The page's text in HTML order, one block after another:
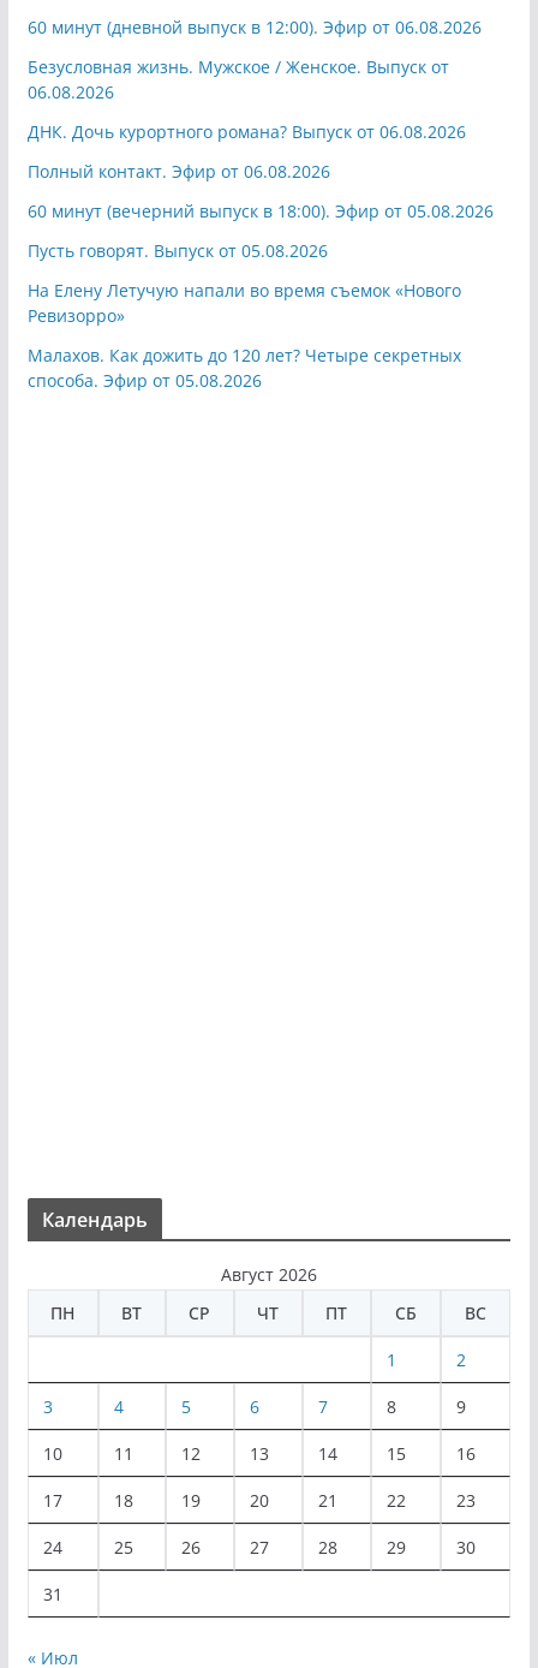
60 минут (дневной выпуск в 12:00). Эфир от 06.08.2026
Безусловная жизнь. Мужское / Женское. Выпуск от
06.08.2026
ДНК. Дочь курортного романа? Выпуск от 06.08.2026
Полный контакт. Эфир от 06.08.2026
60 минут (вечерний выпуск в 18:00). Эфир от 05.08.2026
Пусть говорят. Выпуск от 05.08.2026
На Елену Летучую напали во время съемок «Нового
Ревизорро»
Малахов. Как дожить до 120 лет? Четыре секретных
способа. Эфир от 05.08.2026
Календарь
Август 2026
ПН
ВТ СР ЧТ ПТ СБ ВС
1 2
3 4 5 6 7 8 9
10 11 12 13 14 15 16
17 18 19 20 21 22 23
24 25 26 27 28 29 30
31
« Июл